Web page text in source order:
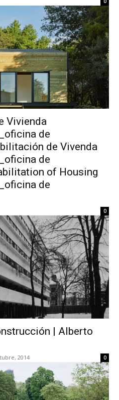
Vivienda
de
de Vivenda
de
of Housing
de
0
| Alberto
2014 0